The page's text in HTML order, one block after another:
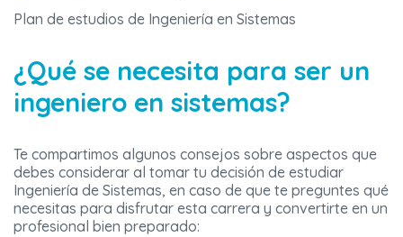
Plan de estudios de Ingeniería en Sistemas
¿Qué se necesita para ser un
ingeniero en sistemas?
Te compartimos algunos consejos sobre aspectos que
debes considerar al tomar tu decisión de estudiar
Ingeniería de Sistemas, en caso de que te preguntes qué
necesitas para disfrutar esta carrera y convertirte en un
profesional bien preparado: